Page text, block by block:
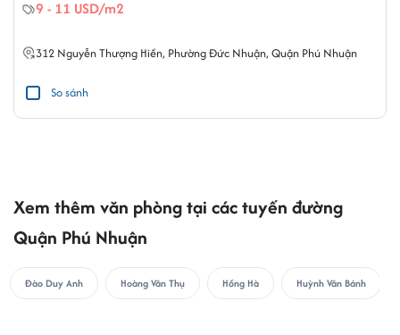
9 - 11 USD/m2
312 Nguyễn Thượng Hiền, Phường Đức Nhuận, Quận Phú Nhuận
So sánh
Xem thêm văn phòng tại các tuyến đường
Quận Phú Nhuận
Đào Duy Anh Hoàng Văn Thụ Hồng Hà Huỳnh Văn Bánh